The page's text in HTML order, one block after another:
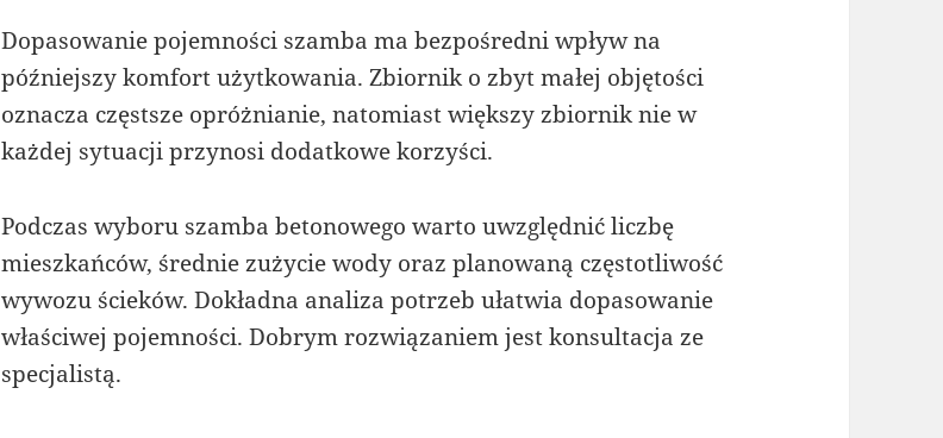
Dopasowanie pojemności szamba ma bezpośredni wpływ na
późniejszy komfort użytkowania. Zbiornik o zbyt małej objętości
oznacza częstsze opróżnianie, natomiast większy zbiornik nie w
każdej sytuacji przynosi dodatkowe korzyści.
Podczas wyboru szamba betonowego warto uwzględnić liczbę
mieszkańców, średnie zużycie wody oraz planowaną częstotliwość
wywozu ścieków. Dokładna analiza potrzeb ułatwia dopasowanie
właściwej pojemności. Dobrym rozwiązaniem jest konsultacja ze
specjalistą.